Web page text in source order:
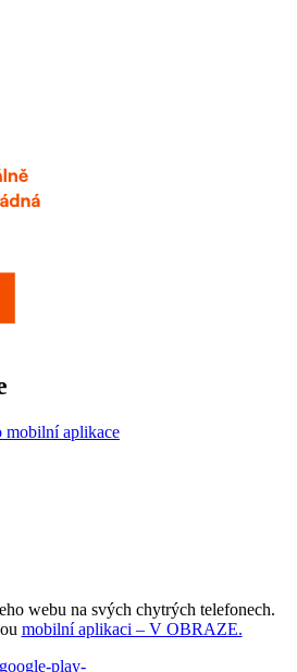
webu na svých chytrých telefonech.
mobilní aplikaci – V OBRAZE.